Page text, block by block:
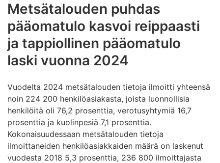
Metsätalouden puhdas
pääomatulo kasvoi reippaasti
ja tappiollinen pääomatulo
laski vuonna 2024
Vuodelta 2024 metsätalouden tietoja ilmoitti yhteensä
noin 224 200 henkilöasiakasta, joista luonnollisia
henkilöitä oli 76,2 prosenttia, verotusyhtymiä 16,7
prosenttia ja kuolinpesiä 7,1 prosenttia.
Kokonaisuudessaan metsätalouden tietoja
ilmoittaneiden henkilöasiakkaiden määrä on laskenut
vuodesta 2018 5,3 prosenttia, 236 800 ilmoittajasta